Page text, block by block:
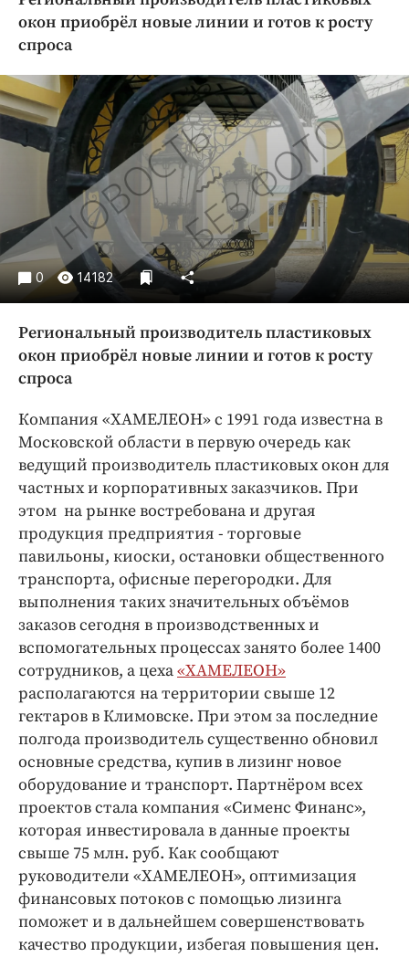
Криминал
Культура
Образование
Общество
Погода
Праздники
Происшествия
Спорт
Экономика и бизнес
ПРОЕКТЫ
Блоги
Издания
Медиаперсона
Интересное чтиво
Клиника года
Бренд года
Работодатель года
окон приобрёл новые линии и готов к росту
спроса
0 14182
Региональный производитель пластиковых
окон приобрёл новые линии и готов к росту
спроса
Компания «ХАМЕЛЕОН» с 1991 года известна в
Московской области в первую очередь как
ведущий производитель пластиковых окон для
частных и корпоративных заказчиков. При
этом на рынке востребована и другая
продукция предприятия - торговые
павильоны, киоски, остановки общественного
транспорта, офисные перегородки. Для
выполнения таких значительных объёмов
заказов сегодня в производственных и
вспомогательных процессах занято более 1400
сотрудников, а цеха«ХАМЕЛЕОН»
располагаются на территории свыше 12
гектаров в Климовске. При этом за последние
полгода производитель существенно обновил
основные средства, купив в лизинг новое
оборудование и транспорт. Партнёром всех
проектов стала компания «Сименс Финанс»,
которая инвестировала в данные проекты
свыше 75 млн. руб. Как сообщают
руководители «ХАМЕЛЕОН», оптимизация
финансовых потоков с помощью лизинга
поможет и в дальнейшем совершенствовать
качество продукции, избегая повышения цен.